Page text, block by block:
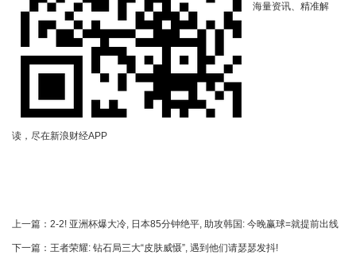
海量资讯、精准解
读，尽在新浪财经APP
上一篇： 2-2! 亚洲杯爆大冷, 日本85分钟绝平, 助攻韩国: 今晚赢球=就提前出线
下一篇： 王者荣耀: 钻石局三大“皮肤威慑”, 遇到他们请瑟瑟发抖!